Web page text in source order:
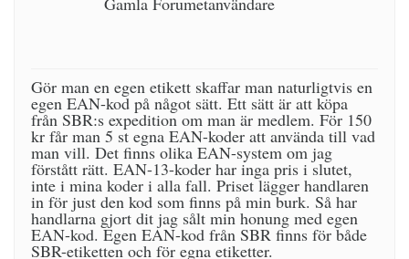
Gör man en egen etikett skaffar man naturligtvis en
egen EAN-kod på något sätt. Ett sätt är att köpa
från SBR:s expedition om man är medlem. För 150
kr får man 5 st egna EAN-koder att använda till vad
man vill. Det finns olika EAN-system om jag
förstått rätt. EAN-13-koder har inga pris i slutet,
inte i mina koder i alla fall. Priset lägger handlaren
in för just den kod som finns på min burk. Så har
handlarna gjort dit jag sålt min honung med egen
EAN-kod. Egen EAN-kod från SBR finns för både
SBR-etiketten och för egna etiketter.